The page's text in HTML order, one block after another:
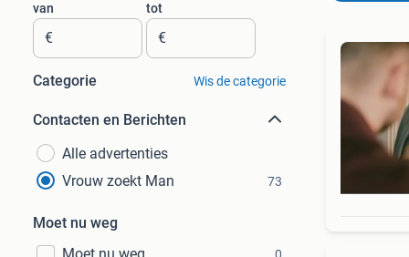
van
€
tot
€
Categorie Wis de categorie
Contacten en Berichten
Alle advertenties
Vrouw zoekt Man
73
Moet nu weg